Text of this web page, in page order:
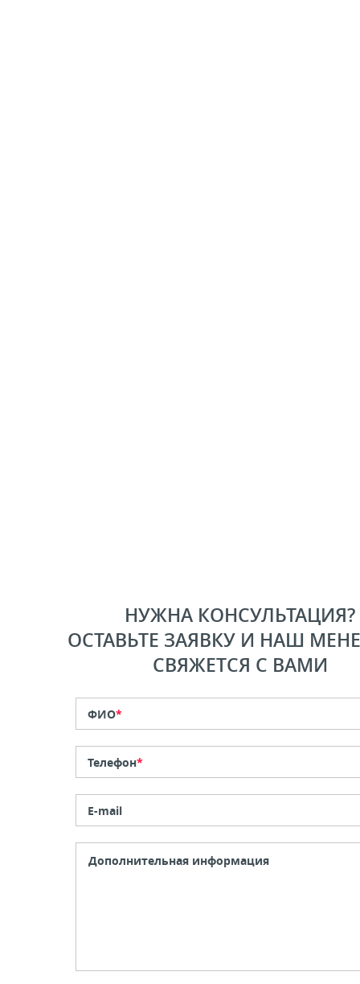
НУЖНА КОНСУЛЬТАЦИЯ?
ОСТАВЬТЕ ЗАЯВКУ И НАШ
СВЯЖЕТСЯ С ВАМИ
ФИО*
Телефон*
E-mail